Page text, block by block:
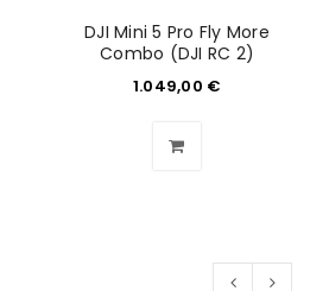
DJI Mini 5 Pro Fly More
Combo (DJI RC 2)
1.049,00 €